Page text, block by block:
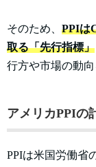
そのため、 PPIは
取る「先行指標」
行方や市場の動
アメリカPPIの
PPIは米国労働省